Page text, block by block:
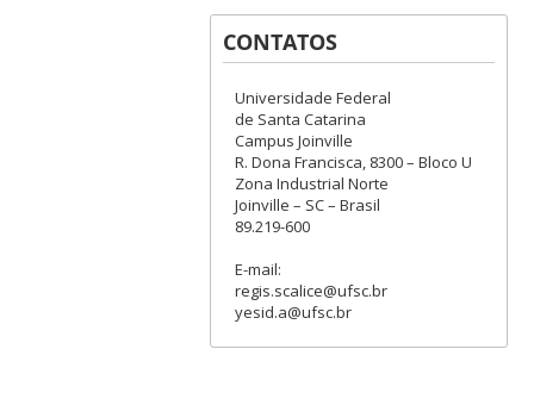
CONTATOS
Universidade Federal
de Santa Catarina
Campus Joinville
R. Dona Francisca, 8300 – Bloco U
Zona Industrial Norte
Joinville – SC – Brasil
89.219-600
E-mail:
regis.scalice@ufsc.br
yesid.a@ufsc.br